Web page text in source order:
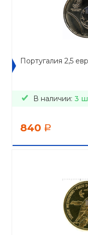
Португалия 2,5
В наличии: 3
840 a